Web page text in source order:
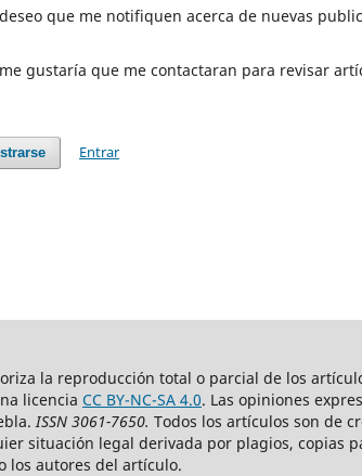
que me notifiquen acerca de nuevas
gustaría que me contactaran para revisar
Entrar
la reproducción total o parcial de los
licencia CC BY-NC-SA 4.0. Las opiniones
ISSN 3061-7650. Todos los artículos son de
situación legal derivada por plagios, copias
los autores del artículo.